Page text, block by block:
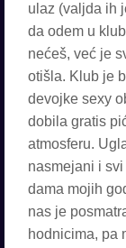
ulaz (valjda ih
da odem u
nećeš, već je
otišla. Klub je
devojke sexy
dobila gratis
atmosferu.
nasmejani i
dama mojih
nas je
hodnicima, pa